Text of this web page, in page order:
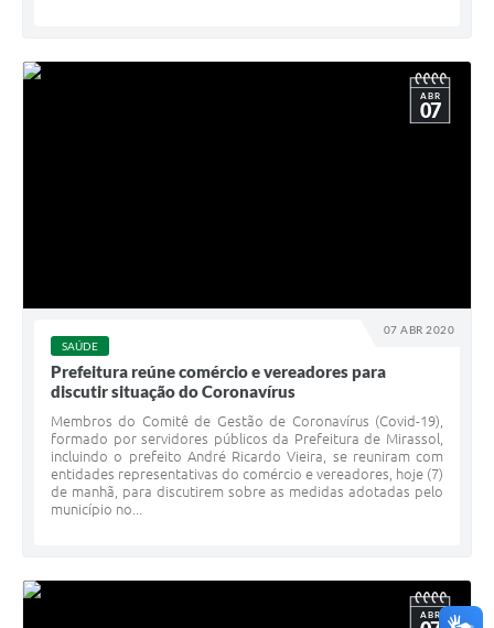
07 ABR 2020
ABR
07
SAÚDE
Prefeitura reúne comércio e vereadores para
discutir situação do Coronavírus
Membros do Comitê de Gestão de Coronavírus (Covid-19),
formado por servidores públicos da Prefeitura de Mirassol,
incluindo o prefeito André Ricardo Vieira, se reuniram com
entidades representativas do comércio e vereadores, hoje (7)
de manhã, para discutirem sobre as medidas adotadas pelo
município no...
ABR